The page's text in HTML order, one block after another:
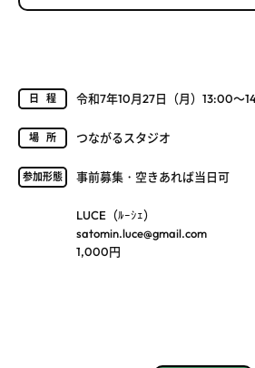
日程 令和7年10月27日（月）13:00～
場所 つながるスタジオ
参加形態 事前募集・空きあれば当日可
LUCE（ﾙｰｼｪ）
satomin.luce@gmail.com
1,000円